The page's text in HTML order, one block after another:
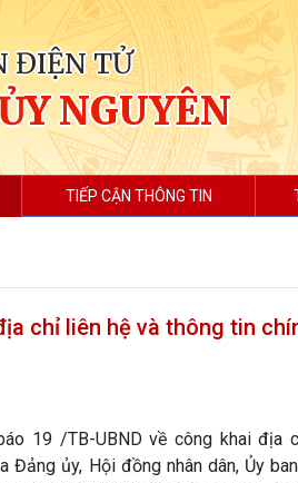
ĐIỆN TỬ
NGUYÊN
TIẾP CẬN THÔNG TIN
chỉ liên hệ và thông tin
19 /TB-UBND về công khai địa
ủy, Hội đồng nhân dân, Ủy